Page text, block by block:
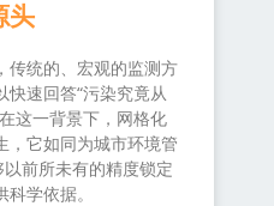
头
传统的、宏观的监测方
速回答“污染究竟从
这一背景下，网格化
，它如同为城市环境管
前所未有的精度锁定
学依据。